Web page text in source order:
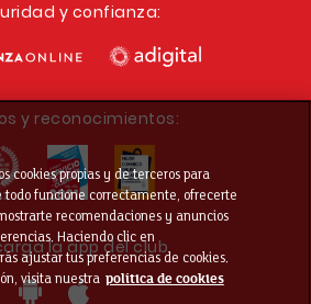
y confianza:
y reconocimientos:
la app del club
cookies propias y de terceros para
todo funcione correctamente, ofrecerte
recomendaciones y anuncios
Haciendo clic en
ajustar tus preferencias de cookies.
visita nuestra política de cookies